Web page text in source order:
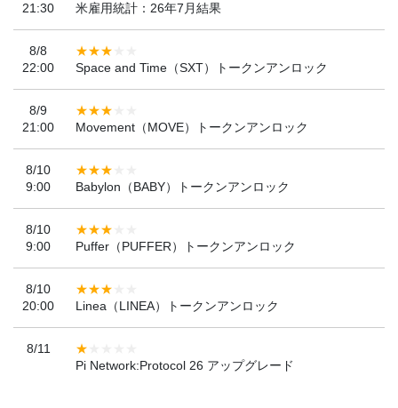
21:30
米雇用統計：26年7月結果
8/8
22:00
Space and Time（SXT）トークンアンロック
8/9
21:00
Movement（MOVE）トークンアンロック
8/10
9:00
Babylon（BABY）トークンアンロック
8/10
9:00
Puffer（PUFFER）トークンアンロック
8/10
20:00
Linea（LINEA）トークンアンロック
8/11
Pi Network:Protocol 26 アップグレード